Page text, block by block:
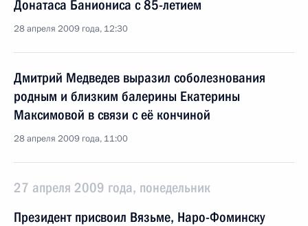
Донатаса Баниониса с 85-летием
28 апреля 2009 года, 12:30
Дмитрий Медведев выразил соболезнования
родным и близким балерины Екатерины
Максимовой в связи с её кончиной
28 апреля 2009 года, 11:00
27 апреля 2009 года, понедельник
Президент присвоил Вязьме, Наро-Фоминску